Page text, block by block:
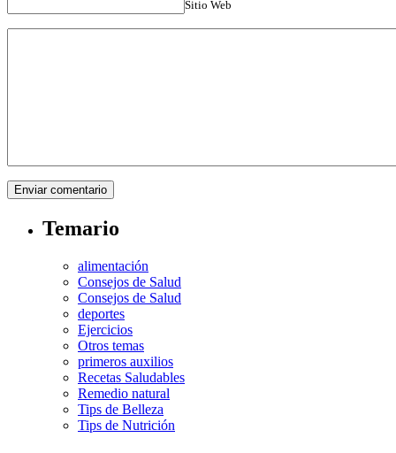
Sitio Web
Temario
alimentación
Consejos de Salud
Consejos de Salud
deportes
Ejercicios
Otros temas
primeros auxilios
Recetas Saludables
Remedio natural
Tips de Belleza
Tips de Nutrición